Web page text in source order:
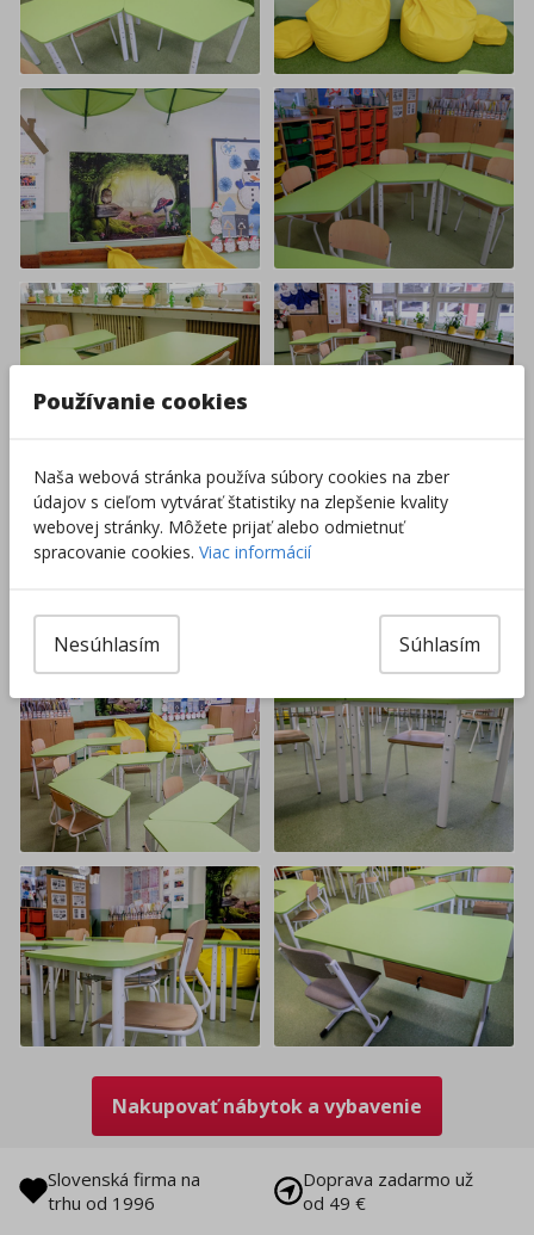
Nakupovať nábytok a vybavenie
Slovenská firma na
trhu od 1996
Doprava zadarmo už
od 49 €
Používanie cookies
Naša webová stránka používa súbory cookies na zber
údajov s cieľom vytvárať štatistiky na zlepšenie kvality
webovej stránky. Môžete prijať alebo odmietnuť
spracovanie cookies. Viac informácií
Súhlasím
Nesúhlasím